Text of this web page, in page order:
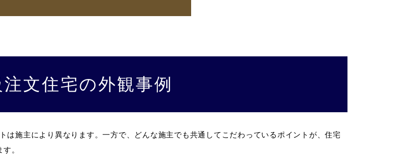
文住宅の外観事例
は施主により異なります。一方で、どんな施主でも共通してこだわっているポイントが、住宅
。